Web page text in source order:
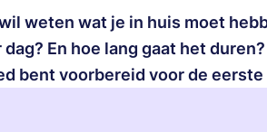
weten wat je in huis moet
dag? En hoe lang gaat het
bent voorbereid voor de eerste